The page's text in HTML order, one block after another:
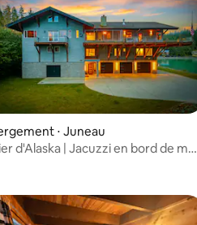
⋅ Juneau
d'Alaska | Jacuzzi en bord de mer